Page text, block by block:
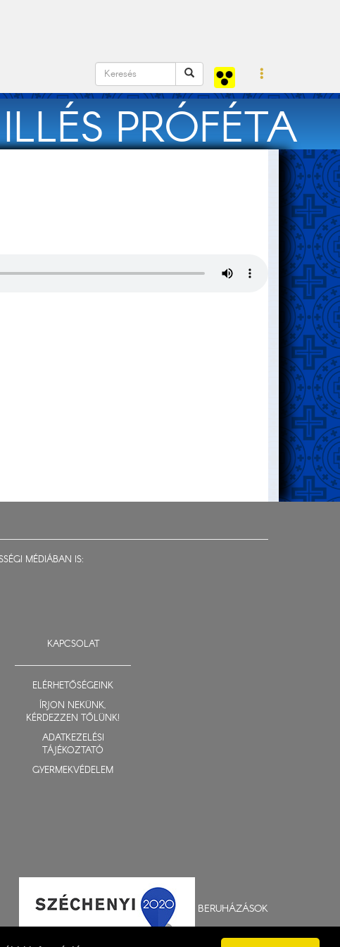
PRÓFÉTA
MÉDIÁBAN IS:
KAPCSOLAT
ELÉRHETŐSÉGEINK
ÍRJON NEKÜNK,
KÉRDEZZEN TŐLÜNK!
ADATKEZELÉSI
TÁJÉKOZTATÓ
GYERMEKVÉDELEM
BERUHÁZÁSOK